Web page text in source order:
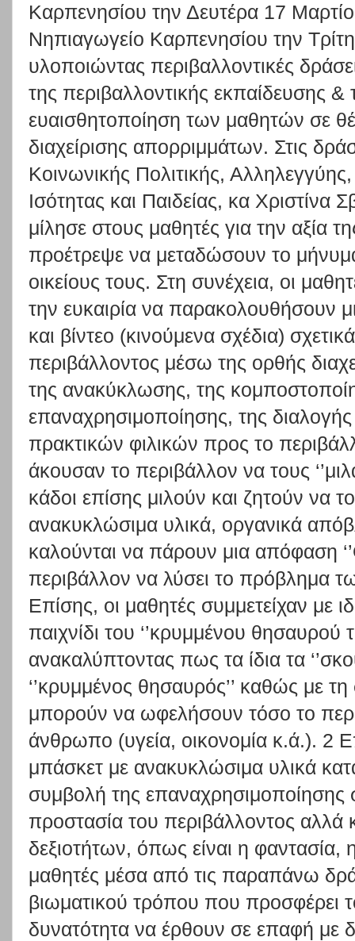
Καρπενησίου την Δευτέρα 17
Νηπιαγωγείο Καρπενησίου την
υλοποιώντας περιβαλλοντικές
της περιβαλλοντικής εκπαίδευσης
ευαισθητοποίηση των μαθητών σε
διαχείρισης απορριμμάτων. Στις
Κοινωνικής Πολιτικής,
Ισότητας και Παιδείας, κα
μίλησε στους μαθητές για την αξία
προέτρεψε να μεταδώσουν το
οικείους τους. Στη συνέχεια, οι
την ευκαιρία να παρακολουθήσουν
και βίντεο (κινούμενα σχέδια)
περιβάλλοντος μέσω της ορθής
της ανακύκλωσης, της
επαναχρησιμοποίησης, της
πρακτικών φιλικών προς το
άκουσαν το περιβάλλον να τους
κάδοι επίσης μιλούν και ζητούν να
ανακυκλώσιμα υλικά, οργανικά
καλούνται να πάρουν μια απόφαση
περιβάλλον να λύσει το πρόβλημα
Επίσης, οι μαθητές συμμετείχαν με
παιχνίδι του ‘’κρυμμένου θησαυρού
ανακαλύπτοντας πως τα ίδια τα
‘’κρυμμένος θησαυρός’’ καθώς με
μπορούν να ωφελήσουν τόσο το
άνθρωπο (υγεία, οικονομία κ.ά.). 2
μπάσκετ με ανακυκλώσιμα υλικά
συμβολή της επαναχρησιμοποίησης
προστασία του περιβάλλοντος αλλά
δεξιοτήτων, όπως είναι η φαντασία,
μαθητές μέσα από τις παραπάνω
βιωματικού τρόπου που προσφέρει
δυνατότητα να έρθουν σε επαφή με